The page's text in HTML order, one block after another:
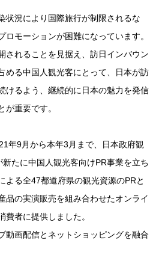
状況により国際旅行が制限されるな
ロモーションが困難になっています。
されることを見据え、訪日インバウン
める中国人観光客にとって、日本が訪
けるよう、継続的に日本の魅力を発信
が重要です。
年9月から本年3月まで、日本政府観
たに中国人観光客向けPR事業を立ち
よる全47都道府県の観光資源のPRと
品の実演販売を組み合わせたオンライ
費者に提供しました。
動画配信とネットショッピングを融合